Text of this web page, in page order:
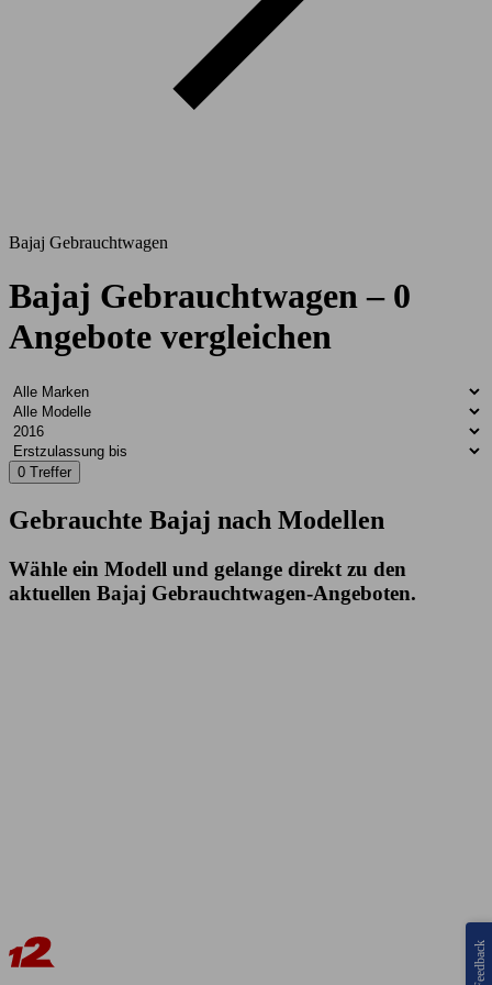
Bajaj Gebrauchtwagen
Bajaj Gebrauchtwagen – 0
Angebote vergleichen
0 Treffer
Gebrauchte Bajaj nach Modellen
Wähle ein Modell und gelange direkt zu den
aktuellen Bajaj Gebrauchtwagen-Angeboten.
Feedback